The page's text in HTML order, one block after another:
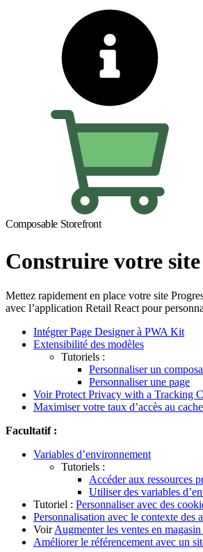
Composable Storefront
Construire votre site
Mettez rapidement en place votre site
avec l’application Retail React pour
Intégrer Page Designer à PWA Kit
Extensibilité des modèles
Tutoriels :
Personnaliser un
Personnaliser une page
Voir Protect Privacy with a Tracking
Maximiser votre taux d’accès au cache
Facultatif :
Variables d’environnement
Tutoriels :
Accéder aux ressources
Utiliser des variables
Tutoriel : Personnaliser avec des
Personnalisation avec le contexte des
VoirAugmenter les ventes en
Améliorer le référencement avec un